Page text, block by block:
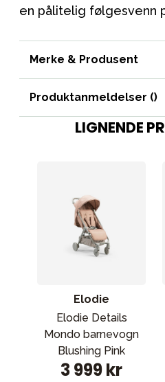
en pålitelig følgesvenn
Merke & Produsent
Produktanmeldelser ()
LIGNENDE
Elodie
Elodie Details
Mondo barnevogn
Blushing Pink
3 999 kr